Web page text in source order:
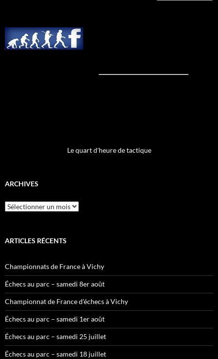
Le quart d'heure de tactique
ARCHIVES
Archives
ARTICLES RÉCENTS
Championnats de France à Vichy
Échecs au parc – samedi 8er août
Championnat de France d’échecs à Vichy
Échecs au parc – samedi 1er août
Échecs au parc – samedi 25 juillet
Échecs au parc – samedi 18 juillet